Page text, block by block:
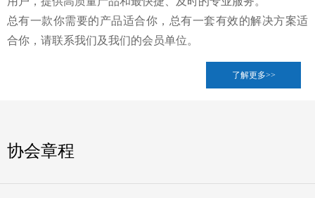
总有一款你需要的产品适合你，总有一套有效的解决方案适
合你，请联系我们及我们的会员单位。
了解更多>>
协会章程